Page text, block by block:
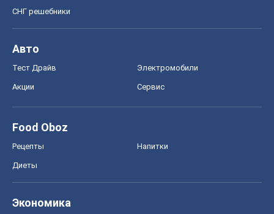
СНГ решебники
Авто
Тест Драйв Электромобили
Акции Сервис
Food Oboz
Рецепты Напитки
Диеты
Экономика